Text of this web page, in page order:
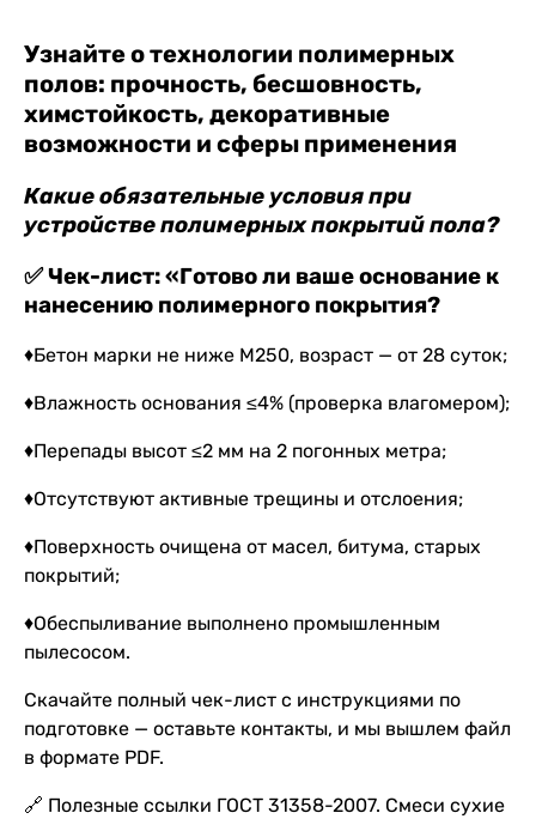
Узнайте о технологии полимерных
полов: прочность, бесшовность,
химстойкость, декоративные
возможности и сферы применения
Какие обязательные условия при
устройстве полимерных покрытий пола?
✅ Чек-лист: «Готово ли ваше основание к
нанесению полимерного покрытия?
♦Бетон марки не ниже М250, возраст — от 28 суток;
♦Влажность основания ≤4% (проверка влагомером);
♦Перепады высот ≤2 мм на 2 погонных метра;
♦Отсутствуют активные трещины и отслоения;
♦Поверхность очищена от масел, битума, старых
покрытий;
♦Обеспыливание выполнено промышленным
пылесосом.
Скачайте полный чек-лист с инструкциями по
подготовке — оставьте контакты, и мы вышлем файл
в формате PDF.
🔗 Полезные ссылки ГОСТ 31358-2007. Смеси сухие